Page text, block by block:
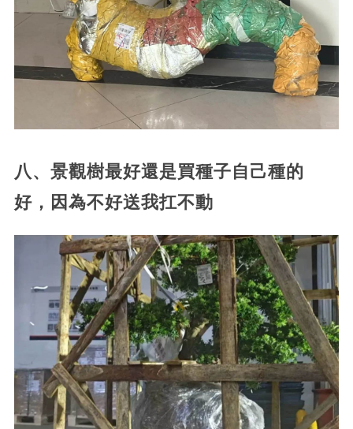
八、景觀樹最好還是買種子自己種的
好，因為不好送我扛不動